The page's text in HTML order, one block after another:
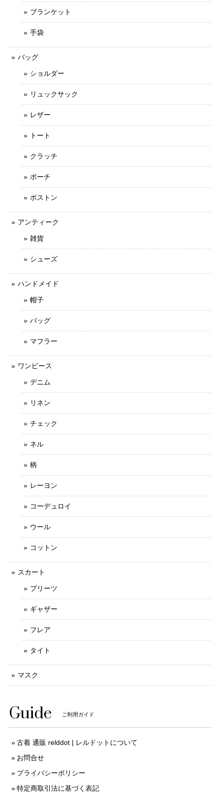
ブランケット
手袋
バッグ
ショルダー
リュックサック
レザー
トート
クラッチ
ポーチ
ボストン
アンティーク
雑貨
シューズ
ハンドメイド
帽子
バッグ
マフラー
ワンピース
デニム
リネン
チェック
ネル
柄
レーヨン
コーデュロイ
ウール
コットン
スカート
プリーツ
ギャザー
フレア
タイト
マスク
Guide ご利用ガイド
古着 通販 relddot | レルドットについて
お問合せ
プライバシーポリシー
特定商取引法に基づく表記